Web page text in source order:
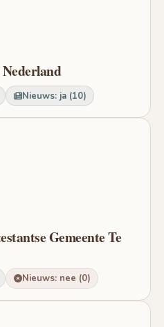
Nieuws: ja (10)
Gemeente Te
Nieuws: nee (0)